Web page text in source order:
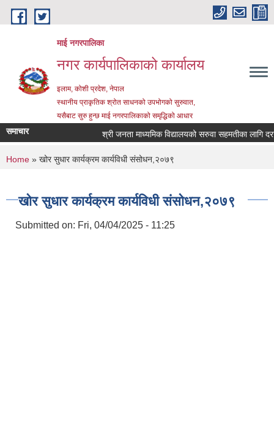
Skip to main content
माई नगरपालिका
नगर कार्यपालिकाको कार्यालय
इलाम, कोशी प्रदेश, नेपाल
स्थानीय प्राकृतिक श्रोत साधनको उपभोगको सुरुवात,
यसैबाट सुरु हुन्छ माई नगरपालिकाको समृद्धिको आधार
समाचार श्री जनता माध्यमिक विद्यालयको सरुवा सहमतीका लागि
You are here
Home » खोर सुधार कार्यक्रम कार्यविधी संसोधन,२०७९
खोर सुधार कार्यक्रम कार्यविधी संसोधन,२०७९
Submitted on: Fri, 04/04/2025 - 11:25